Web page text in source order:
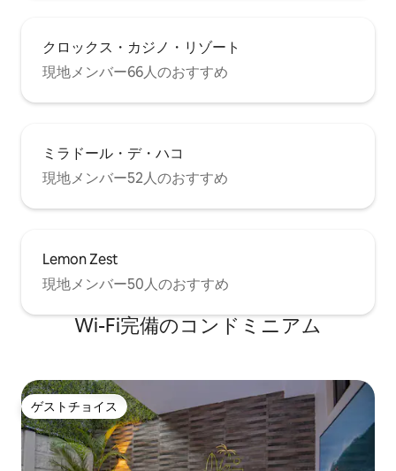
クロックス・カジノ・リゾート
現地メンバー66人のおすすめ
ミラドール・デ・ハコ
現地メンバー52人のおすすめ
Lemon Zest
現地メンバー50人のおすすめ
Wi-Fi完備のコンドミニアム
ゲストチョイス
ゲストチョイス